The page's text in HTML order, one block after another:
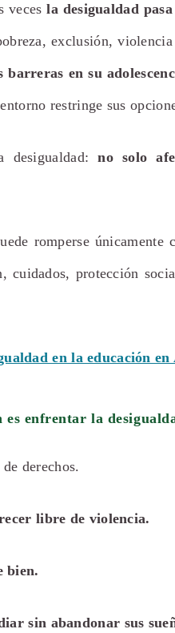
vecesla desigualdad
exclusión,
barreras en su
restringe sus
desigualdad:no solo
romperse únicamente
cuidados, protección
en la educación
enfrentar la
derechos.
libre de violencia.
bien.
sin abandonar sus